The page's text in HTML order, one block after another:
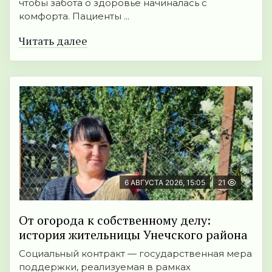
чтобы забота о здоровье начиналась с
комфорта. Пациенты ...
Читать далее
6 АВГУСТА 2026, 15:05 21
От огорода к собственному делу:
история жительницы Унечского района
Социальный контракт — государственная мера
поддержки, реализуемая в рамках